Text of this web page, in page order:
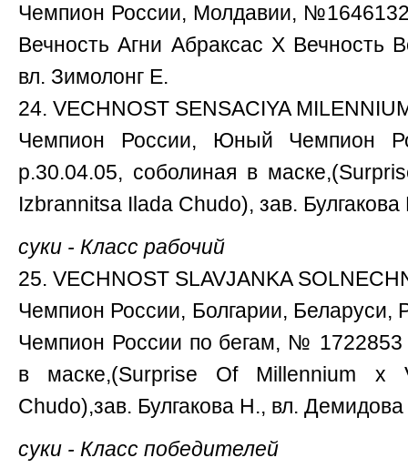
Чемпион России, Молдавии,
Вечность Агни Абраксас Х Вечность
вл. Зимолонг Е.
24. VECHNOST SENSACIYA
Чемпион России, Юный Чемпион
р.30.04.05, соболиная в
Izbrannitsa Ilada Chudo), зав.
суки - Класс рабочий
25. VECHNOST SLAVJANKA
Чемпион России, Болгарии,
Чемпион России по бегам, № 1722853
в маске,(Surprise Of Millennium х
Chudo),зав. Булгакова Н., вл.
суки - Класс победителей